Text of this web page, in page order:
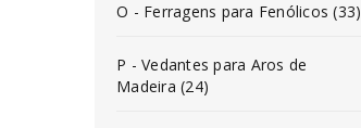
O - Ferragens para Fenólicos (33)
P - Vedantes para Aros de
Madeira (24)